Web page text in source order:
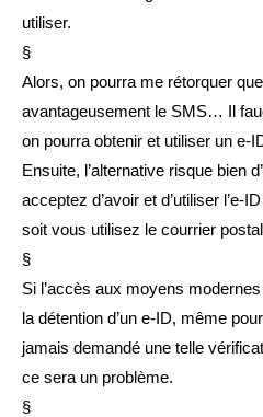
utiliser.
§
Alors, on pourra me rétorquer
avantageusement le SMS… Il
on pourra obtenir et utiliser un e-
Ensuite, l’alternative risque bien
acceptez d’avoir et d’utiliser l’e-
soit vous utilisez le courrier
§
Si l’accès aux moyens
la détention d’un e-ID, même
jamais demandé une telle
ce sera un problème.
§